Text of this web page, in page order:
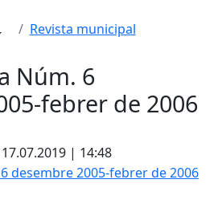
Revista municipal
Núm. 6
febrer de 2006
| 14:48
2005-febrer de 2006